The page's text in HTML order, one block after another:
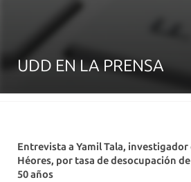
UDD EN LA PRENSA
Entrevista a Yamil Tala, investigador
Héores, por tasa de desocupación
50 años